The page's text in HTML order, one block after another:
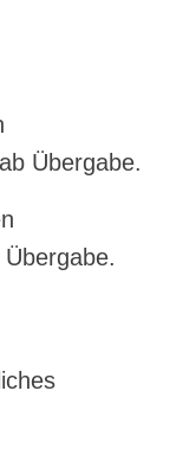
Übergabe.